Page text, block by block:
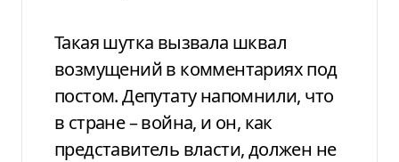
Такая шутка вызвала шквал
возмущений в комментариях под
постом. Депутату напомнили, что
в стране – война, и он, как
представитель власти, должен не